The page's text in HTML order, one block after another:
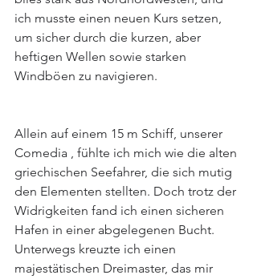
ich musste einen neuen Kurs setzen,
um sicher durch die kurzen, aber
heftigen Wellen sowie starken
Windböen zu navigieren.
Allein auf einem 15 m Schiff, unserer
Comedia , fühlte ich mich wie die alten
griechischen Seefahrer, die sich mutig
den Elementen stellten. Doch trotz der
Widrigkeiten fand ich einen sicheren
Hafen in einer abgelegenen Bucht.
Unterwegs kreuzte ich einen
majestätischen Dreimaster, das mir